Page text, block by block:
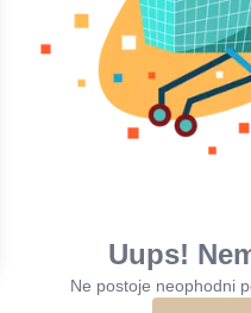
Uups!
Ne postoje neophodni